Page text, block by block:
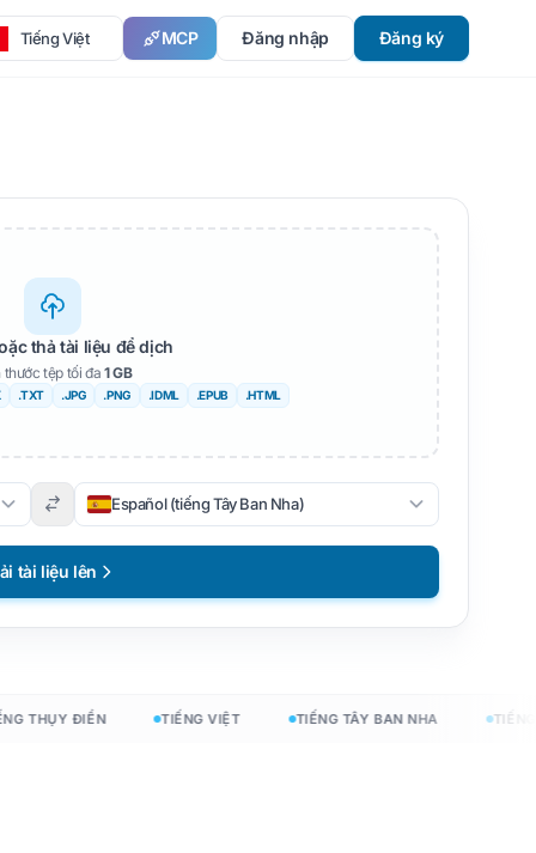
Tiếng Việt MCP Đăng nhập Đăng ký
thả tài liệu để dịch
thước tệp tối đa 1 GB
.TXT .JPG .PNG .IDML .EPUB .HTML
Español (tiếng Tây Ban Nha)
tài liệu lên
THỤY ĐIỂN TIẾNG VIỆT TIẾNG TÂY BAN NHA TIẾNG